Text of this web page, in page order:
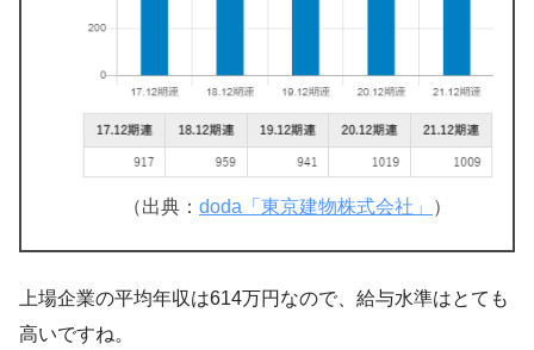
（出典： doda「東京建物株式会社」 ）
上場企業の平均年収は614万円なので、給与水準はとても
高いですね。